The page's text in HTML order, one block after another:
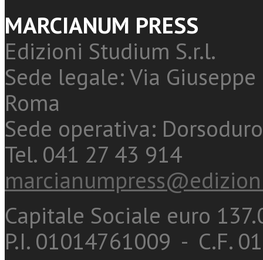
MARCIANUM PRESS
Edizioni Studium S.r.l.
Sede legale: Via
Roma
Sede operativa:
Tel. 041 27 43 914
Capitale Sociale euro
P.I. 01014761009 - C.F.